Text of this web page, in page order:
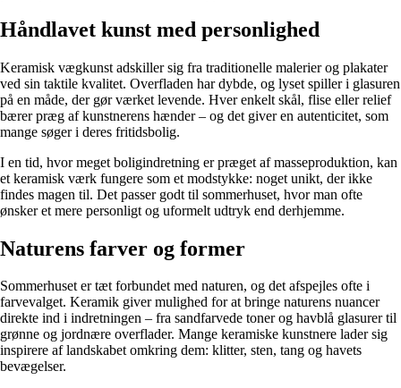
Håndlavet kunst med personlighed
Keramisk vægkunst adskiller sig fra traditionelle malerier og plakater
ved sin taktile kvalitet. Overfladen har dybde, og lyset spiller i glasuren
på en måde, der gør værket levende. Hver enkelt skål, flise eller relief
bærer præg af kunstnerens hænder – og det giver en autenticitet, som
mange søger i deres fritidsbolig.
I en tid, hvor meget boligindretning er præget af masseproduktion, kan
et keramisk værk fungere som et modstykke: noget unikt, der ikke
findes magen til. Det passer godt til sommerhuset, hvor man ofte
ønsker et mere personligt og uformelt udtryk end derhjemme.
Naturens farver og former
Sommerhuset er tæt forbundet med naturen, og det afspejles ofte i
farvevalget. Keramik giver mulighed for at bringe naturens nuancer
direkte ind i indretningen – fra sandfarvede toner og havblå glasurer til
grønne og jordnære overflader. Mange keramiske kunstnere lader sig
inspirere af landskabet omkring dem: klitter, sten, tang og havets
bevægelser.